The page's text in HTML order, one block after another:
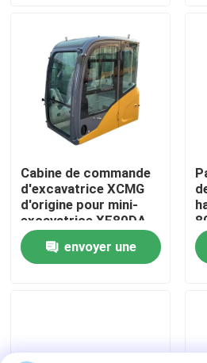
Visite d'usine
Contrôle de la qualité
nouvelles
Demande de soumission
Pièces de rechange Cummins
Cabine de commande
d'excavatrice XCMG
d'origine pour mini-
excavatrice XE80DA -
Entretien
envoyer une